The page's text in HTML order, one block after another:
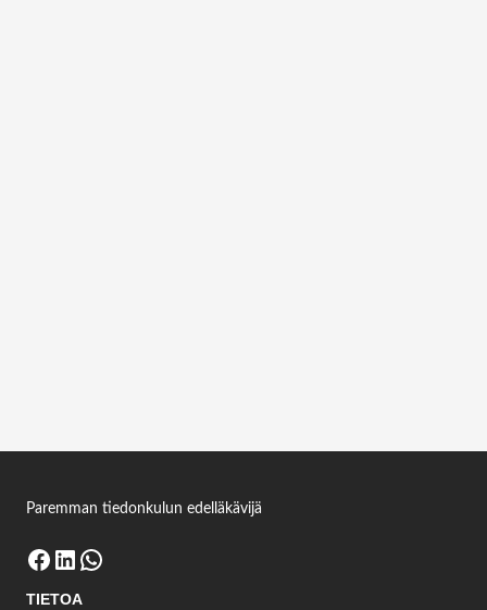
Kirjaudu sisään
Paremman tiedonkulun edelläkävijä
Facebook LinkedIn WhatsApp
TIETOA